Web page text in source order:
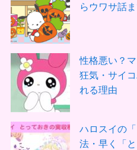
らウワサ話
性格悪い？
狂気・サイ
れる理由
ハロスイの
法・早く「